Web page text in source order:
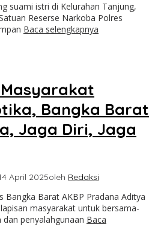
suami istri di Kelurahan Tanjung,
Reserse Narkoba Polres
Baca selengkapnya
Bangka Barat
Jaga Diri, Jaga
April 2025oleh Redaksi
Bangka Barat AKBP Pradana Aditya
masyarakat untuk bersama-
penyalahgunaan Baca